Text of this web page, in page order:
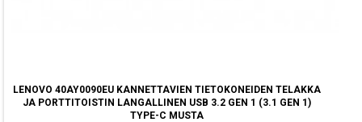
LENOVO 40AY0090EU KANNETTAVIEN TIETOKONEIDEN TELAKKA
JA PORTTITOISTIN LANGALLINEN USB 3.2 GEN 1 (3.1 GEN 1)
TYPE-C MUSTA